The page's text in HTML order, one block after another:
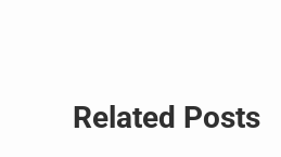
Related Posts